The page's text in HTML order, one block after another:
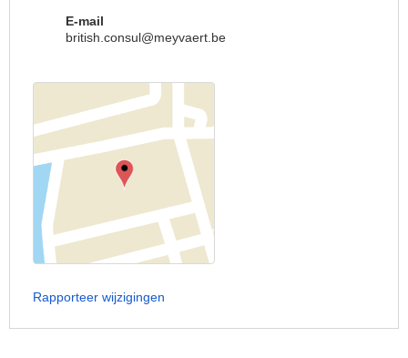
E-mail
british.consul@meyvaert.be
Rapporteer wijzigingen